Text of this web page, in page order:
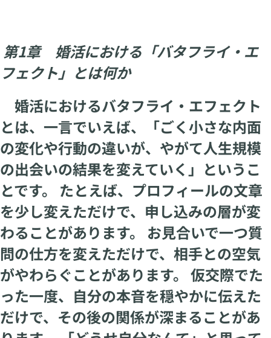
第1章 婚活における「バタフライ・エ
フェクト」とは何か
婚活におけるバタフライ・エフェクト
とは、一言でいえば、「ごく小さな内面
の変化や行動の違いが、やがて人生規模
の出会いの結果を変えていく」というこ
とです。 たとえば、プロフィールの文章
を少し変えただけで、申し込みの層が変
わることがあります。 お見合いで一つ質
問の仕方を変えただけで、相手との空気
がやわらぐことがあります。 仮交際でた
った一度、自分の本音を穏やかに伝えた
だけで、その後の関係が深まることがあ